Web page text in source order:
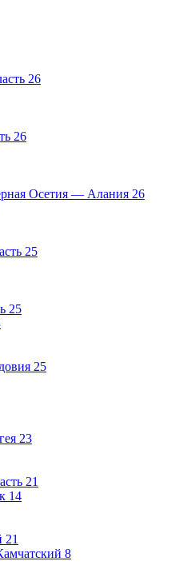
26
26
Осетия — Алания 26
25
25
25
23
21
14
21
8